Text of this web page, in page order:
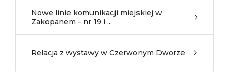
Nowe linie komunikacji miejskiej w
Zakopanem – nr 19 i ...
Relacja z wystawy w Czerwonym Dworze